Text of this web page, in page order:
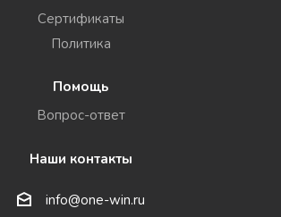
Сертификаты
Политика
Помощь
Вопрос-ответ
Наши контакты
info@one-win.ru